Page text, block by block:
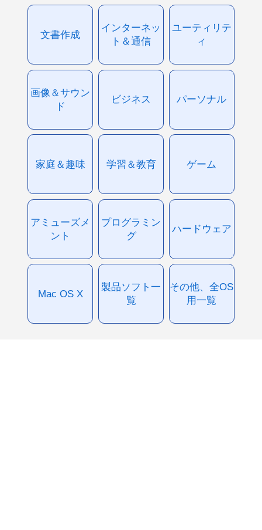
文書作成
インターネッ
ト＆通信
ユーティリテ
ィ
画像＆サウン
ド
ビジネス パーソナル
家庭＆趣味 学習＆教育 ゲーム
アミューズメ
ント
プログラミン
グ
ハードウェア
Mac OS X
製品ソフト一
覧
その他、全OS
用一覧